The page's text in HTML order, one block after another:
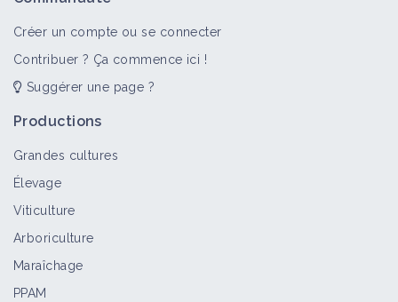
Brome
Créer un compte ou se connecter
Contribuer ? Ça commence ici !
Suggérer une page ?
Productions
Grandes cultures
Élevage
Viticulture
Arboriculture
Maraîchage
PPAM